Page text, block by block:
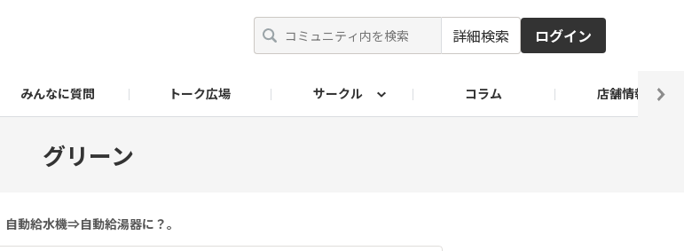
詳細検索 ログイン
みんなに質問 トーク広場 サークル コラム 店舗情報
グリーン
自動給水機⇒自動給湯器に？。